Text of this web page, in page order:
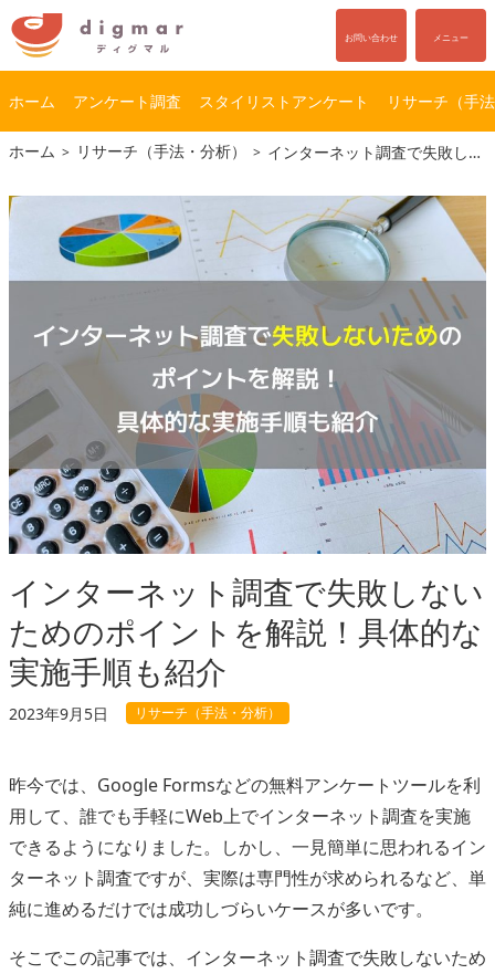
コ
ン
ン
ス
ナ
ビ
ー
ン
お問い合わせ メニュー
ホーム アンケート調査 スタイリストアンケート リサーチ（手
ホーム リサーチ（手法・分析） インターネット調査で失敗しないためのポイントを解説！具体的な実施手順も紹介
インターネット調査で失敗しない
ためのポイントを解説！具体的な
実施手順も紹介
2023年9月5日 リサーチ（手法・分析）
昨今では、Google Formsなどの無料アンケートツールを利
用して、誰でも手軽にWeb上でインターネット調査を実施
できるようになりました。しかし、一見簡単に思われるイン
ターネット調査ですが、実際は専門性が求められるなど、単
純に進めるだけでは成功しづらいケースが多いです。
そこでこの記事では、インターネット調査で失敗しないため